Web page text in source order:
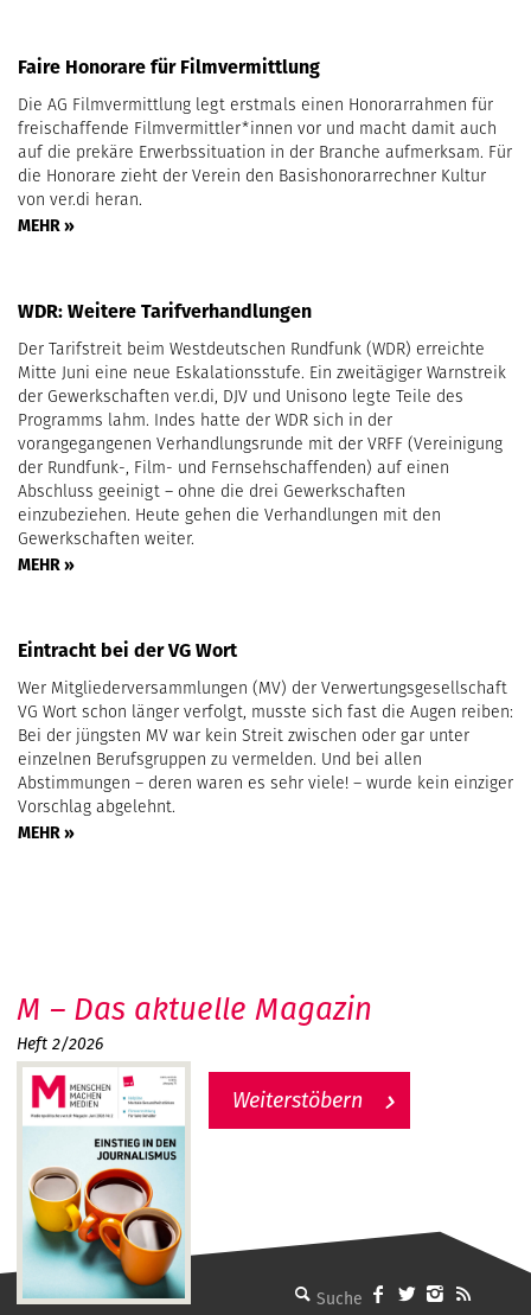
Faire Honorare für Filmvermittlung
Die AG Filmvermittlung legt erstmals einen Honorarrahmen für
freischaffende Filmvermittler*innen vor und macht damit auch
auf die prekäre Erwerbssituation in der Branche aufmerksam. Für
die Honorare zieht der Verein den Basishonorarrechner Kultur
von ver.di heran.
MEHR »
WDR: Weitere Tarifverhandlungen
Der Tarifstreit beim Westdeutschen Rundfunk (WDR) erreichte
Mitte Juni eine neue Eskalationsstufe. Ein zweitägiger Warnstreik
der Gewerkschaften ver.di, DJV und Unisono legte Teile des
Programms lahm. Indes hatte der WDR sich in der
vorangegangenen Verhandlungsrunde mit der VRFF (Vereinigung
der Rundfunk-, Film- und Fernsehschaffenden) auf einen
Abschluss geeinigt – ohne die drei Gewerkschaften
einzubeziehen. Heute gehen die Verhandlungen mit den
Gewerkschaften weiter.
MEHR »
Eintracht bei der VG Wort
Wer Mitgliederversammlungen (MV) der Verwertungsgesellschaft
VG Wort schon länger verfolgt, musste sich fast die Augen reiben:
Bei der jüngsten MV war kein Streit zwischen oder gar unter
einzelnen Berufsgruppen zu vermelden. Und bei allen
Abstimmungen – deren waren es sehr viele! – wurde kein einziger
Vorschlag abgelehnt.
MEHR »
MMM - Menschen machen Medien
M – Das aktuelle Magazin
Heft 2/2026
Weiterstöbern